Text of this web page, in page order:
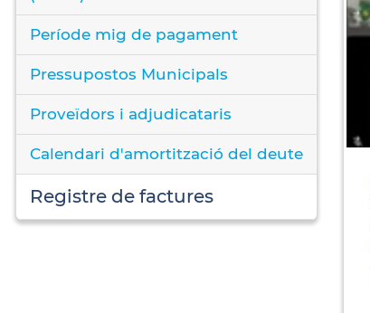
Període mig de pagament
Pressupostos Municipals
Proveïdors i adjudicataris
Calendari d'amortització del deute
Registre de factures